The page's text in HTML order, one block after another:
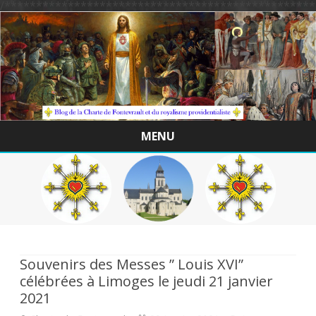
/
MENU
Skip
to
content
Souvenirs des Messes ” Louis XVI”
célébrées à Limoges le jeudi 21 janvier
2021